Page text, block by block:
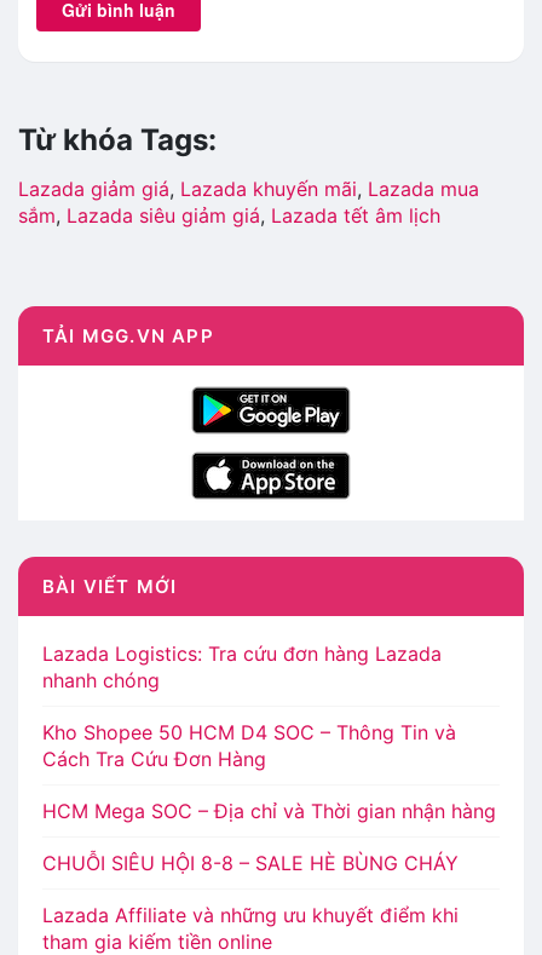
Gửi bình luận
Từ khóa Tags:
Lazada giảm giá, Lazada khuyến mãi, Lazada mua
sắm, Lazada siêu giảm giá, Lazada tết âm lịch
TẢI MGG.VN APP
BÀI VIẾT MỚI
Lazada Logistics: Tra cứu đơn hàng Lazada
nhanh chóng
Kho Shopee 50 HCM D4 SOC – Thông Tin và
Cách Tra Cứu Đơn Hàng
HCM Mega SOC – Địa chỉ và Thời gian nhận hàng
CHUỖI SIÊU HỘI 8-8 – SALE HÈ BÙNG CHÁY
Lazada Affiliate và những ưu khuyết điểm khi
tham gia kiếm tiền online